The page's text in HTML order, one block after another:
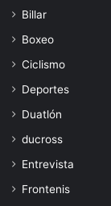
Billar
Boxeo
Ciclismo
Deportes
Duatlón
ducross
Entrevista
Frontenis